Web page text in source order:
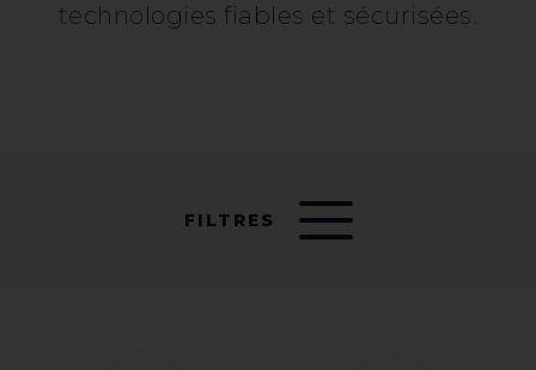
technologies fiables et sécurisées.
FILTRES